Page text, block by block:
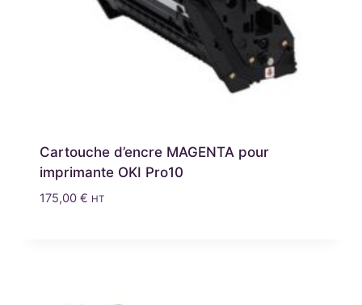
Cartouche d’encre MAGENTA pour
imprimante OKI Pro10
175,00 € HT